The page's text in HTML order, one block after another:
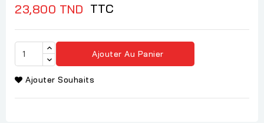
23,800 TND TTC
Ajouter Au Panier
Ajouter Souhaits